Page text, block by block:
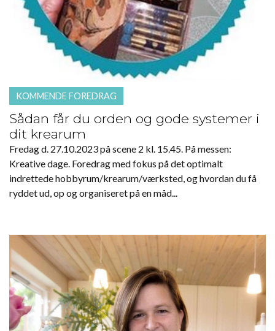
KOMMENDE FOREDRAG
Sådan får du orden og gode systemer i
dit krearum
Fredag d. 27.10.2023 på scene 2 kl. 15.45. På messen:
Kreative dage. Foredrag med fokus på det optimalt
indrettede hobbyrum/krearum/værksted, og hvordan du få
ryddet ud, op og organiseret på en måd...